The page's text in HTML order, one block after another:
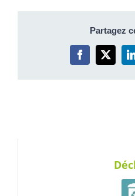
Partagez
Facebook
X